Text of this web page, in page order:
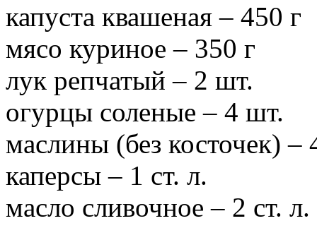
капуста квашеная – 450 г
мясо куриное – 350 г
лук репчатый – 2 шт.
огурцы соленые – 4 шт.
маслины (без косточек) –
каперсы – 1 ст. л.
масло сливочное – 2 ст. л.